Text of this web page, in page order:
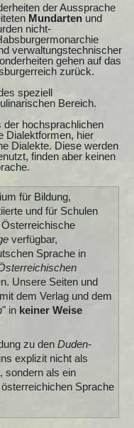
der Aussprache
Mundarten und
nicht-
verwaltungstechnischer
gehen auf das
zurück.
speziell
Bereich.
der hochsprachlichen
Dialektformen, hier
Dialekte. Diese werden
finden aber keinen
für Bildung,
und für Schulen
verfügbar,
Sprache in
Unsere Seiten und
dem Verlag und dem
" in keiner Weise
zu den Duden-
explizit nicht als
sondern als ein
Sprache